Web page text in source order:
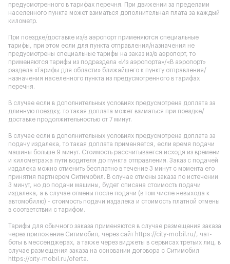
предусмотренного в тарифах перечня. При движении за пределами
населенного пункта может взиматься дополнительная плата за каждый
километр.
При поездке/доставке из/в аэропорт применяются специальные
тарифы, при этом если для пункта отправления/назначения не
предусмотрены специальные тарифы на заказ из/в аэропорт, то
применяются тарифы из подраздела «Из аэропорта»/«В аэропорт»
раздела «Тарифы для области» ближайшего к пункту отправления/
назначения населенного пункта из предусмотренного в тарифах
перечня.
В случае если в дополнительных условиях предусмотрена доплата за
длинную поездку, то такая доплата может взиматься при поездке/
доставке продолжительностью от 7 минут.
В случае если в дополнительных условиях предусмотрена доплата за
подачу издалека, то такая доплата применяется, если время подачи
машины больше 9 минут. Стоимость рассчитывается исходя из времени
и километража пути водителя до пункта отправления. Заказ с подачей
издалека можно отменить бесплатно в течение 3 минут с момента его
принятия партнером Ситимобил. В случае отмены заказа по истечении
3 минут, но до подачи машины, будет списана стоимость подачи
издалека, а в случае отмены после подачи (в том числе невыхода к
автомобилю) - стоимость подачи издалека и стоимость платной отмены
в соответствии с тарифом.
Тарифы для обычного заказа применяются в случае размещения заказа
через приложение Ситимобил, через сайт https://city-mobil.ru/ , чат-
боты в мессенджерах, а также через виджеты в сервисах третьих лиц, в
случае размещения заказа на основании договора с Ситимобил
https://city-mobil.ru/oferta.